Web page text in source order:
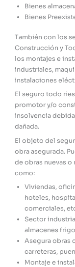
Bienes
Bienes
También con los
Construcción y
los montajes e
industriales,
instalaciones
El seguro todo
promotor y/o
insolvencia
dañada.
El objeto del
obra asegurada.
de obras nuevas o
como:
Viviendas,
hoteles,
comerciales,
Sector
almacenes
Asegura obras
carreteras,
Montaje e